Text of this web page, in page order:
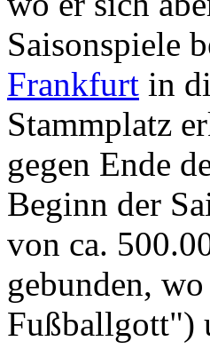
Saisonspiele
Frankfurt in
Stammplatz
gegen Ende
Beginn der
von ca.
gebunden,
Fußballgott")